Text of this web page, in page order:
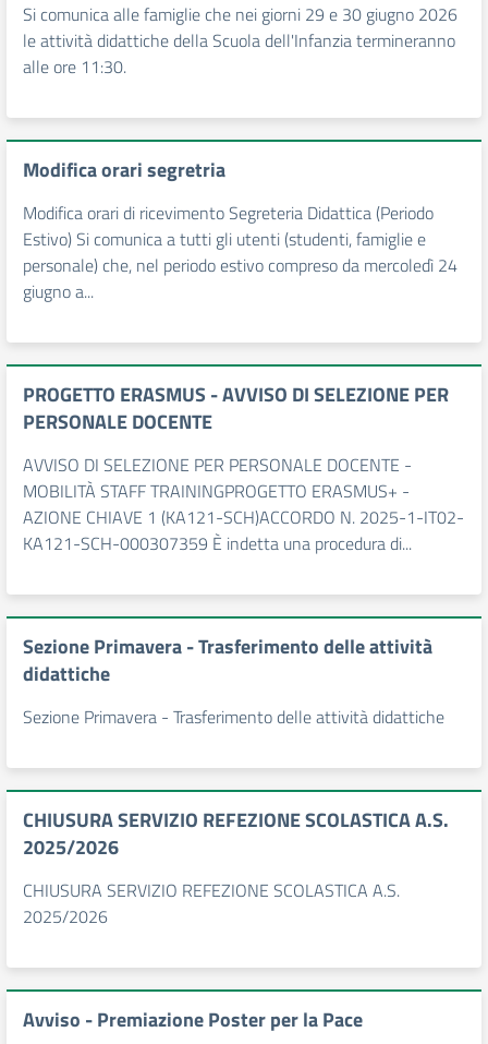
Si comunica alle famiglie che nei giorni 29 e 30 giugno 2026
le attività didattiche della Scuola dell'Infanzia termineranno
alle ore 11:30.
Modifica orari segretria
Modifica orari di ricevimento Segreteria Didattica (Periodo
Estivo) Si comunica a tutti gli utenti (studenti, famiglie e
personale) che, nel periodo estivo compreso da mercoledì 24
giugno a...
PROGETTO ERASMUS - AVVISO DI SELEZIONE PER
PERSONALE DOCENTE
AVVISO DI SELEZIONE PER PERSONALE DOCENTE -
MOBILITÀ STAFF TRAININGPROGETTO ERASMUS+ -
AZIONE CHIAVE 1 (KA121-SCH)ACCORDO N. 2025-1-IT02-
KA121-SCH-000307359 È indetta una procedura di...
Sezione Primavera - Trasferimento delle attività
didattiche
Sezione Primavera - Trasferimento delle attività didattiche
CHIUSURA SERVIZIO REFEZIONE SCOLASTICA A.S.
2025/2026
CHIUSURA SERVIZIO REFEZIONE SCOLASTICA A.S.
2025/2026
Avviso - Premiazione Poster per la Pace